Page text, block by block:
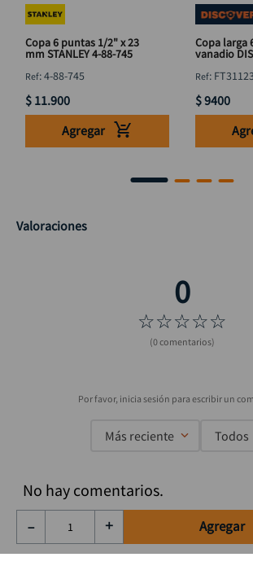
＋
－ Agregar
Copa 6 puntas 1/2" x 23
mm STANLEY 4-88-745
:4-88-745
$ 11.900
Agregar
Copa larga
vanadio
:
$9400
Valoraciones
☆☆☆☆☆
(0 comentarios)
Más reciente Todos
No hay comentarios.